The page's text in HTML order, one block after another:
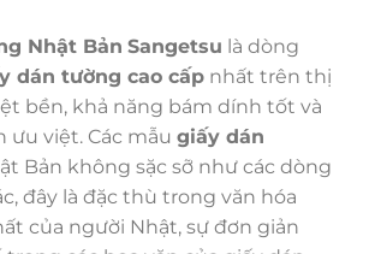
Nhật Bản Sangetsu là dòng
dán tường cao cấp nhất trên thị
bền, khả năng bám dính tốt và
ưu việt. Các mẫu giấy dán
Bản không sặc sỡ như các dòng
đây là đặc thù trong văn hóa
của người Nhật, sự đơn giản